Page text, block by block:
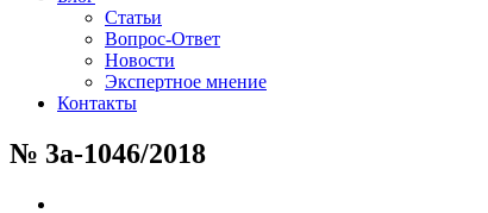
Статьи
Вопрос-Ответ
Новости
Экспертное мнение
Контакты
№ 3а-1046/2018